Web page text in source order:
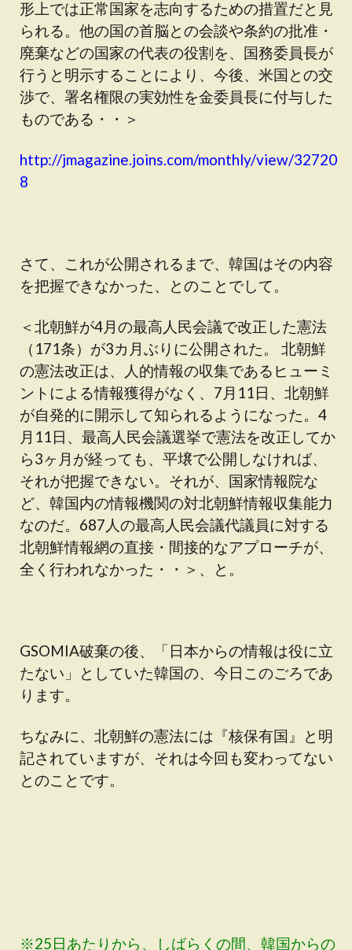
形上では正常国家を志向するための措置だと見
られる。他の国の首脳との会談や条約の批准・
廃棄などの国家の代表の役割を、国務委員長が
行うと明示することにより、今後、米国との交
渉で、署名権限の実効性を金委員長に付与した
ものである・・＞
http://jmagazine.joins.com/monthly/view/32720
8
さて、これが公開されるまで、韓国はその内容
を把握できなかった、とのことでして。
＜北朝鮮が4月の最高人民会議で改正した憲法
（171条）が3カ月ぶりに公開された。 北朝鮮
の憲法改正は、人的情報の収集であるヒューミ
ントによる情報獲得がなく、7月11日、北朝鮮
が自発的に開示して知られるようになった。4
月11日、最高人民会議選挙で憲法を改正してか
ら3ヶ月が経っても、平壌で公開しなければ、
それが把握できない。それが、国家情報院な
ど、韓国内の情報機関の対北朝鮮情報収集能力
なのだ。687人の最高人民会議代議員に対する
北朝鮮情報網の直接・間接的なアプローチが、
全く行われなかった・・＞、と。
GSOMIA破棄の後、「日本からの情報は役に立
たない」としていた韓国の、今日このごろであ
ります。
ちなみに、北朝鮮の憲法には『核保有国』と明
記されていますが、それは今回も変わってない
とのことです。
※25日あたりから、しばらくの間、韓国からの